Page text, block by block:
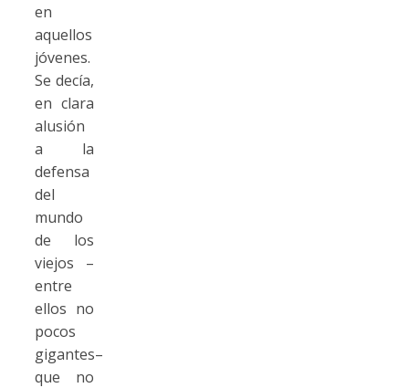
en
aquellos
jóvenes.
Se decía,
en clara
alusión
a la
defensa
del
mundo
de los
viejos –
entre
ellos no
pocos
gigantes–
que no